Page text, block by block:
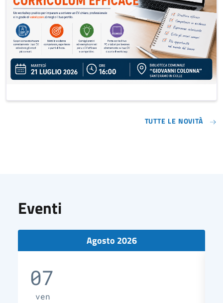
TUTTE LE NOVITÀ
Eventi
Agosto 2026
07
ven